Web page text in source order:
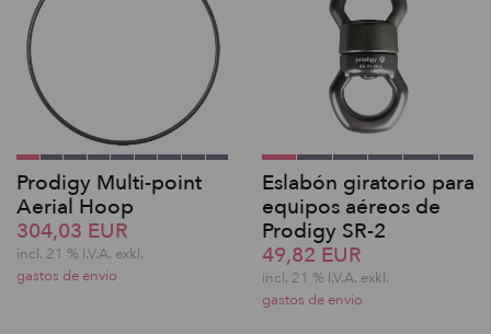
Prodigy Multi-point
Aerial Hoop
304,03 EUR
incl. 21 % I.V.A. exkl.
gastos de envio
Eslabón giratorio para
equipos aéreos de
Prodigy SR-2
49,82 EUR
incl. 21 % I.V.A. exkl.
gastos de envio